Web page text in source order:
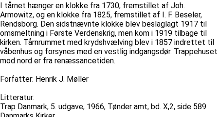
I tårnet hænger en klokke fra 1730, fremstillet af Joh.
Armowitz, og en klokke fra 1825, fremstillet af I. F. Beseler,
Rendsborg. Den sidstnævnte klokke blev beslaglagt 1917 til
omsmeltning i Første Verdenskrig, men kom i 1919 tilbage til
kirken. Tårnrummet med krydshvælving blev i 1857 indrettet til
våbenhus og forsynes med en vestlig indgangsdør. Trappehuset
mod nord er fra renæssancetiden.
Forfatter: Henrik J. Møller
Litteratur:
Trap Danmark, 5. udgave, 1966, Tønder amt, bd. X,2, side 589